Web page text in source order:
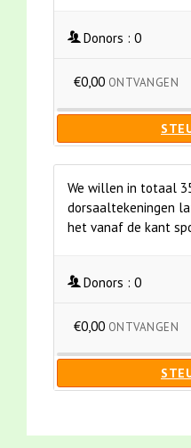
Donors : 0
€0,00 ONTVANGEN
We willen in totaal
dorsaaltekeningen
het vanaf de kant
Donors : 0
€0,00 ONTVANGEN